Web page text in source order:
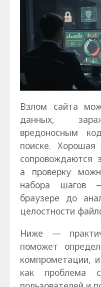
Взлом сайта
данных,
вредоносным
поиске. Хорошая
сопровождаются
а проверку
набора шагов
браузере до
целостности
Ниже —
поможет
компрометации,
как проблема